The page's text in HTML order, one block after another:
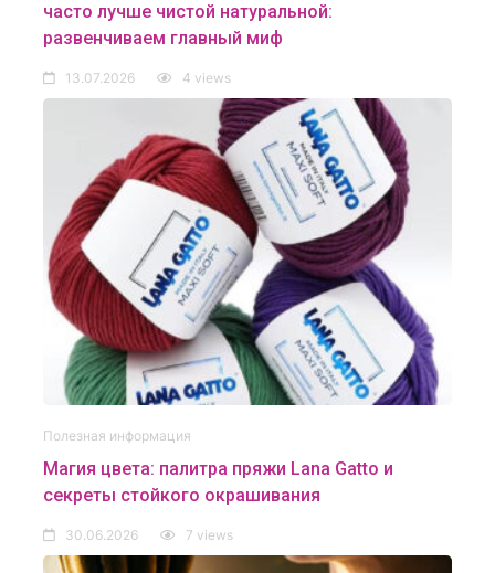
часто лучше чистой натуральной:
развенчиваем главный миф
13.07.2026 4 views
Полезная информация
Магия цвета: палитра пряжи Lana Gatto и
секреты стойкого окрашивания
30.06.2026 7 views